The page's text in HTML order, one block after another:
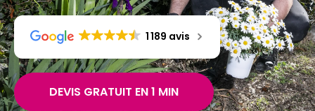
1 189 avis
DEVIS GRATUIT EN 1 MIN